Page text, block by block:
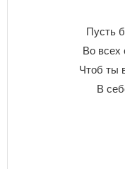
Пусть
Во всех
Чтоб ты
В